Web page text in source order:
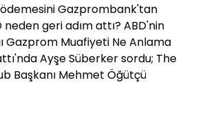
Gazprombank'tan
geri adım attı? ABD'nin
Gazprom Muafiyeti Ne Anlama
Ayşe Süberker sordu; The
Başkanı Mehmet Öğütçü